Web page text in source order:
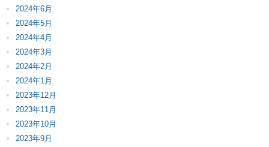
2024年6月
2024年5月
2024年4月
2024年3月
2024年2月
2024年1月
2023年12月
2023年11月
2023年10月
2023年9月